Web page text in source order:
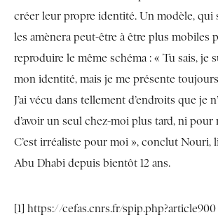
créer leur propre identité. Un modèle, qui
les amènera peut-être à être plus mobiles
reproduire le même schéma : « Tu sais, je
mon identité, mais je me présente
J’ai vécu dans tellement d’endroits que je
d’avoir un seul chez-moi plus tard, ni pour
C’est irréaliste pour moi », conclut Nouri,
Abu Dhabi depuis bientôt 12 ans.
[1] https://cefas.cnrs.fr/spip.php?article900